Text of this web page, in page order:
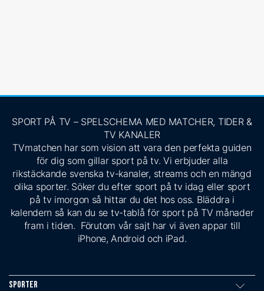
SPORT PÅ TV – SPELSCHEMA MED MATCHER, TIDER &
TV KANALER
TVmatchen har som vision att vara den perfekta guiden
för dig som gillar sport på tv. Vi erbjuder alla
rikstäckande svenska tv-kanaler, streams och en mängd
olika sporter. Söker du efter sport på tv idag eller sport
på tv imorgon så hittar du det hos oss. Bläddra i
kalendern så kan du se tv-tablå för sport på TV månader
fram i tiden. Förutom vår sajt har vi även appar till
iPhone, Android och iPad.
Sporter